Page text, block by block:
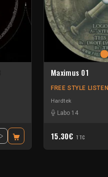
Maximus 01
FREE STYLE LISTEN
Hardtek
Labo 14
15.30€ TTC